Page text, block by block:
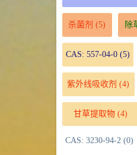
杀菌剂 (5) 除
CAS: 557-04-0(5)
紫外线吸收剂 (4)
甘草提取物 (4)
CAS: 3230-94-2 (0)